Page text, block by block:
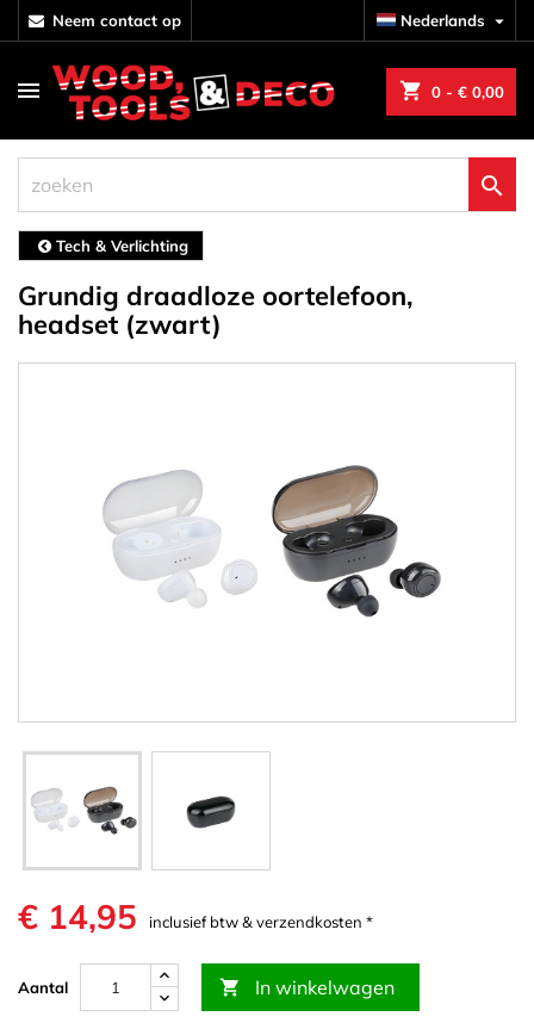
neem contact op Nederlands 
shopping_cart 0 - € 0,00

Tech & Verlichting
Grundig draadloze oortelefoon,
headset (zwart)
€ 14,95 inclusief btw & verzendkosten *
Aantal  In winkelwagen